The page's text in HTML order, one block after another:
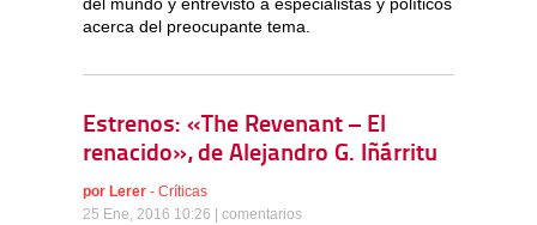
acerca del preocupante tema.
Estrenos: «The Revenant – El
renacido», de Alejandro G. Iñárritu
por Lerer - Críticas
25 Ene, 2016 10:26 | comentarios